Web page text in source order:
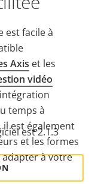
est facile à
Axis et les
vidéo
temps à
il est également
et les formes
à votre
est 2.1.3